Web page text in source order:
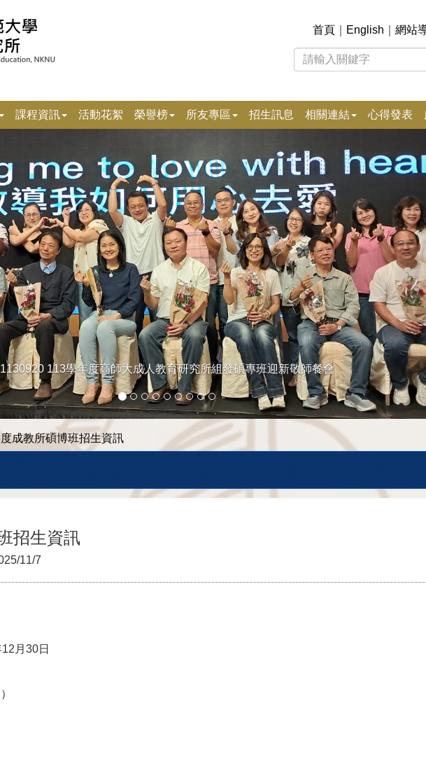
首頁｜ English 網站
課程資訊 活動花絮 榮譽榜 所友專區 招生訊息 相關連結 心得發表
1130920 113學年度高師大成人教育研究所組發碩專班迎新敬師餐會
成教所碩博班招⽣資訊
招⽣資訊
11/7
月30日